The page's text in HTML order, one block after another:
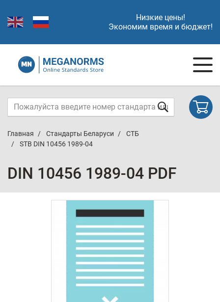
Низкие цены!
Экономим время и бюджет!
Главная Стандарты Беларуси
СТБ
STB DIN 10456 1989-04
DIN 10456 1989-04 PDF